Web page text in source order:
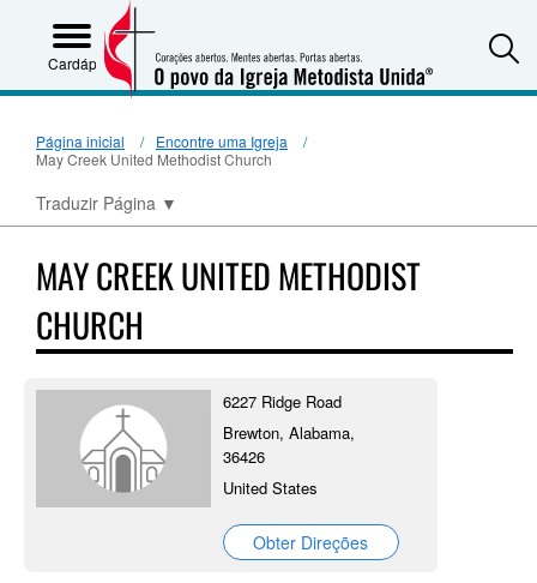
Cardápio
Página inicial
Encontre uma Igreja
May Creek United Methodist Church
Traduzir Página ▼
MAY CREEK UNITED METHODIST
CHURCH
6227 Ridge Road
Brewton, Alabama,
36426
United States
Obter Direções